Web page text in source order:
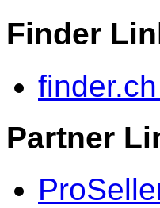
Finder
Partner